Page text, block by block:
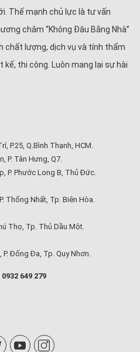
Thế mạnh chủ lực là tư vấn
châm “Không Đâu Bằng Nhà”
chất lượng, dịch vụ và tính thẩm
thi công. Luôn mang lại sự hài
P.25, Q.Bình Thạnh, HCM.
P. Tân Hưng, Q7.
P. Phước Long B, Thủ Đức.
Thống Nhất, Tp. Biên Hòa.
Thọ, Tp. Thủ Dầu Một.
Đống Đa, Tp. Quy Nhơn.
649 279